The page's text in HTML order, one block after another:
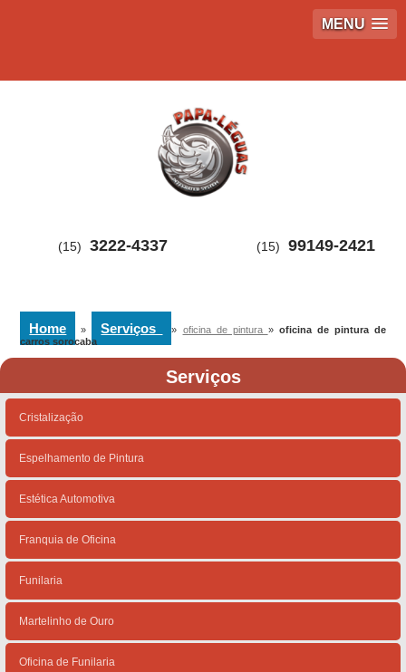
MENU
(15) 3222-4337 (15) 99149-2421
Home » Serviços » oficina de pintura » oficina de pintura de
carros sorocaba
Serviços
Cristalização
Espelhamento de Pintura
Estética Automotiva
Franquia de Oficina
Funilaria
Martelinho de Ouro
Oficina de Funilaria